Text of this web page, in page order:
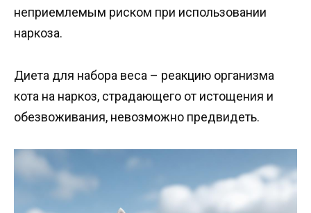
неприемлемым риском при использовании
наркоза.
Диета для набора веса – реакцию организма
кота на наркоз, страдающего от истощения и
обезвоживания, невозможно предвидеть.